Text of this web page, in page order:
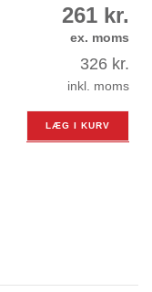
261 kr.
ex. moms
326 kr.
inkl. moms
LÆG I KURV